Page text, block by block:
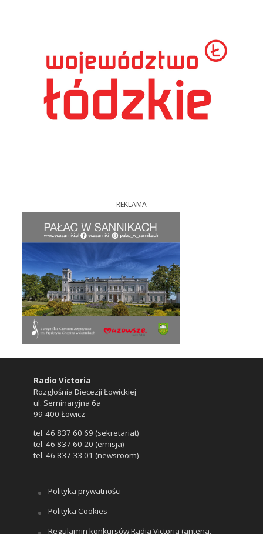
REKLAMA
Radio Victoria
Rozgłośnia Diecezji Łowickiej
ul. Seminaryjna 6a
99-400 Łowicz
tel. 46 837 60 69 (sekretariat)
tel. 46 837 60 20 (emisja)
tel. 46 837 33 01 (newsroom)
Polityka prywatności
Polityka Cookies
Regulamin konkursów Radia Victoria (antena,